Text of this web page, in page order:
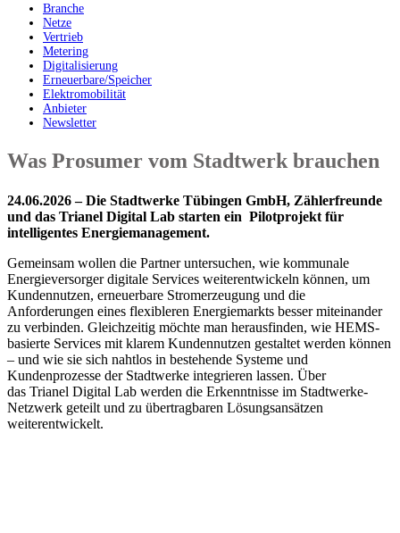
Branche
Netze
Vertrieb
Metering
Digitalisierung
Erneuerbare/Speicher
Elektromobilität
Anbieter
Newsletter
Was Prosumer vom Stadtwerk brauchen
24.06.2026 – Die Stadtwerke Tübingen GmbH, Zählerfreunde
und das Trianel Digital Lab starten ein Pilotprojekt für
intelligentes Energiemanagement.
Gemeinsam wollen die Partner untersuchen, wie kommunale
Energieversorger digitale Services weiterentwickeln können, um
Kundennutzen, erneuerbare Stromerzeugung und die
Anforderungen eines flexibleren Energiemarkts besser miteinander
zu verbinden. Gleichzeitig möchte man herausfinden, wie HEMS-
basierte Services mit klarem Kundennutzen gestaltet werden können
– und wie sie sich nahtlos in bestehende Systeme und
Kundenprozesse der Stadtwerke integrieren lassen. Über
das Trianel Digital Lab werden die Erkenntnisse im Stadtwerke-
Netzwerk geteilt und zu übertragbaren Lösungsansätzen
weiterentwickelt.